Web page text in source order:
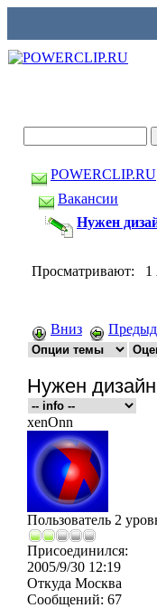
POWERCLIP.RU
Вакансии
Нужен
Просматривают:
Вниз
Нужен
xenOnn
Пользователь 2
Присоединился:
2005/9/30 12:19
Откуда Москва
Сообщений: 67